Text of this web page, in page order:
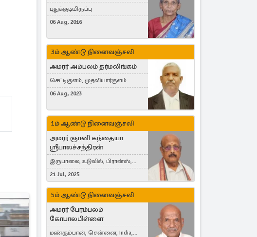
புதுக்குடியிருப்பு
06 Aug, 2016
3ம் ஆண்டு நினைவஞ்சலி
அமரர் அம்பலம் தர்மலிங்கம்
செட்டிகுளம், முதலியார்குளம்
06 Aug, 2023
1ம் ஆண்டு நினைவஞ்சலி
அமரர் ஞானி கந்தையா
ஸ்ரீபாலச்சந்திரன்
இருபாலை, உடுவில், பிரான்ஸ்,
France
21 Jul, 2025
5ம் ஆண்டு நினைவஞ்சலி
அமரர் பேரம்பலம்
கோபாலபிள்ளை
மண்கும்பான், சென்னை, India,